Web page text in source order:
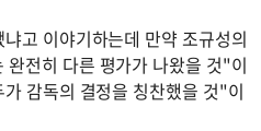
고 이야기하는데 만약 조규성의
전히 다른 평가가 나왔을 것"이
감독의 결정을 칭찬했을 것"이